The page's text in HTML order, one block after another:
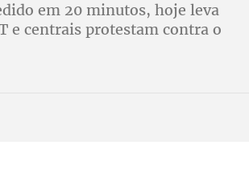
em 20 minutos, hoje leva
e centrais protestam contra o